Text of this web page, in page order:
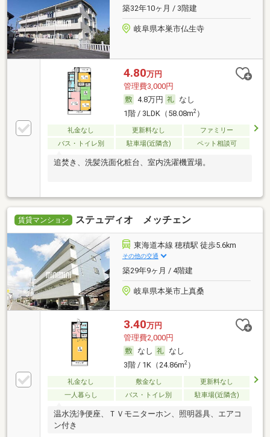
築32年10ヶ月 / 3階建
岐阜県本巣市仏生寺
4.80万円
管理費3,000円
4.8万円
なし
1階 / 3LDK（58.08m2）
礼金なし 更新料なし
ファミリー
バス・トイレ別
駐車場(近隣含) ペット相談可
追焚き、洗髪洗面化粧台、室内洗濯機置場。
賃貸マンション ステュディオ メッチェン
東海道本線 穂積駅 徒歩5.6km
その他の交通
築29年9ヶ月 / 4階建
岐阜県本巣市上真桑
3.40万円
管理費2,000円
なし
なし
3階 / 1K（24.86m2）
礼金なし 敷金なし
更新料なし
一人暮らし
バス・トイレ別 駐車場(近隣含)
温水洗浄便座、ＴＶモニターホン、照明器具、エアコ
ン付き